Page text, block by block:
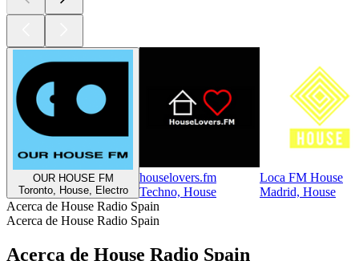
OUR HOUSE FM
Toronto, House, Electro
houselovers.fm
Techno, House
Loca FM House
Madrid, House
Acerca de House Radio Spain
Acerca de House Radio Spain
Acerca de House Radio Spain